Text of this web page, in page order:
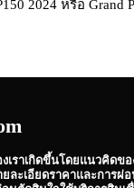
2024 หรือ Grand
เราเกิดขึ้นโดยแนวคิดข
ะเอียดราคาและการผ่อ